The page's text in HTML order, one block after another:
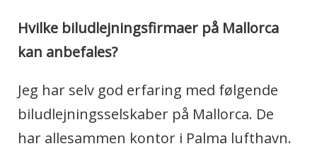
Hvilke biludlejningsfirmaer på Mallorca
kan anbefales?
Jeg har selv god erfaring med følgende
biludlejningsselskaber på Mallorca. De
har allesammen kontor i Palma lufthavn.